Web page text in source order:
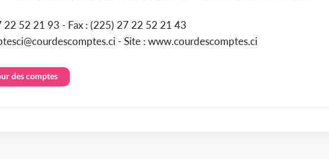
22 52 21 93 - Fax : (225) 27 22 52 21 43
- Site : www.courdescomptes.ci
des comptes